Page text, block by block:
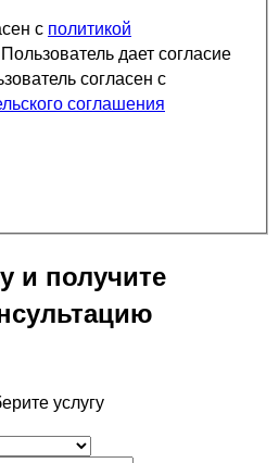
с политикой
дает согласие
согласен с
соглашения
и получите
услугу